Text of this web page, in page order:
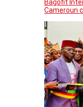
Bagofit
Cameroun